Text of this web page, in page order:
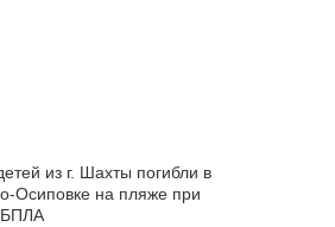
из г. Шахты погибли в
Осиповке на пляже при
БПЛА